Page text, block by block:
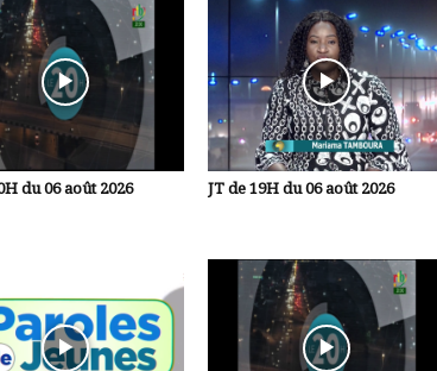
du 06 août 2026 JT de 19H du 06 août 2026